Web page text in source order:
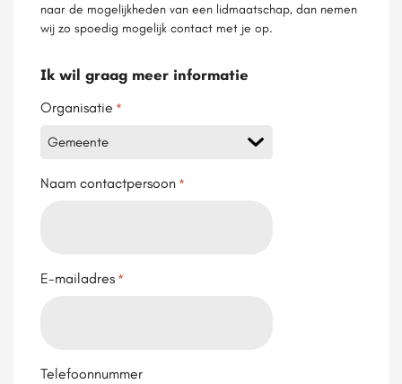
naar de mogelijkheden van een lidmaatschap, dan nemen
wij zo spoedig mogelijk contact met je op.
Ik wil graag meer informatie
Organisatie *
Naam contactpersoon *
E-mailadres *
Telefoonnummer